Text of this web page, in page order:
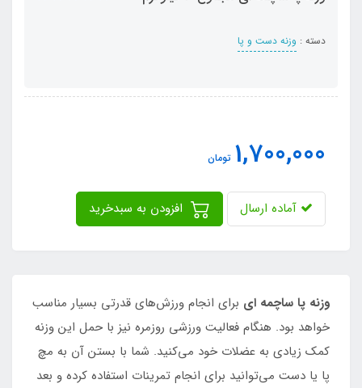
دسته : وزنه دست و پا
1,700,000 تومان
آماده ارسال
وزنه پا ساچمه ای براي انجام ورزش‌هاي قدرتي بسيار مناسب
خواهد بود. هنگام فعاليت ورزشي روزمره نيز با حمل اين وزنه
كمك زيادي به عضلات خود مي‌كنيد. شما با بستن آن به مچ
پا يا دست مي‌توانيد براي انجام تمرينات استفاده كرده و بعد